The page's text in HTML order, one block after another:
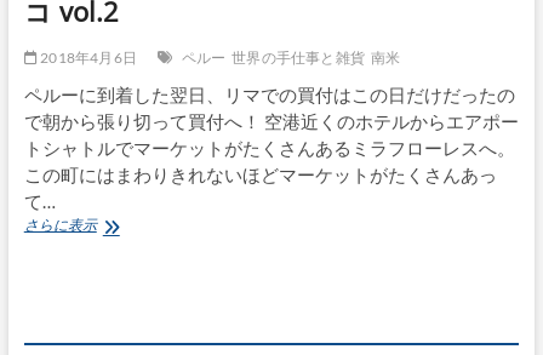
コ vol.2
2018年4月6日 ペルー 世界の手仕事と雑貨 南米
ペルーに到着した翌日、リマでの買付はこの日だけだったの
で朝から張り切って買付へ！ 空港近くのホテルからエアポー
トシャトルでマーケットがたくさんあるミラフローレスへ。
この町にはまわりきれないほどマーケットがたくさんあっ
て…
さらに表示ペ